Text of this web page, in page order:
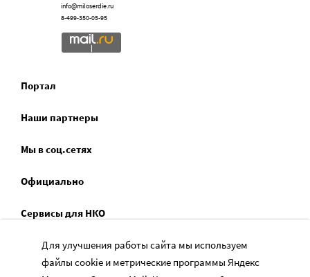
info@miloserdie.ru
8-499-350-05-95
Портал
Наши партнеры
Мы в соц.сетях
Официально
Сервисы для НКО
Спецпроекты
Для улучшения работы сайта мы используем
файлы cookie и метрические программы Яндекс